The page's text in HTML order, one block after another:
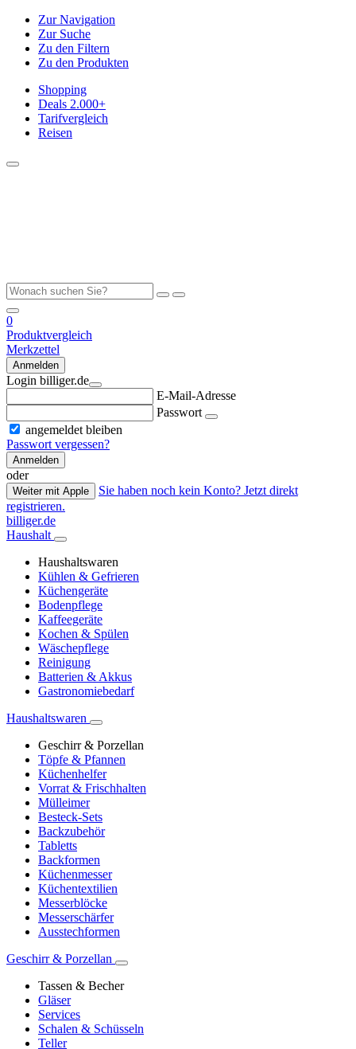
Zur Navigation
Zur Suche
Zu den Filtern
Zu den Produkten
Shopping
Deals 2.000+
Tarifvergleich
Reisen
0
Produktvergleich
Merkzettel
Anmelden
Login billiger.de
E-Mail-Adresse
Passwort
angemeldet bleiben
Passwort vergessen?
Anmelden
oder
Weiter mit Apple
Sie haben noch kein Konto? Jetzt direkt
registrieren.
billiger.de
Haushalt
Haushaltswaren
Kühlen & Gefrieren
Küchengeräte
Bodenpflege
Kaffeegeräte
Kochen & Spülen
Wäschepflege
Reinigung
Batterien & Akkus
Gastronomiebedarf
Haushaltswaren
Geschirr & Porzellan
Töpfe & Pfannen
Küchenhelfer
Vorrat & Frischhalten
Mülleimer
Besteck-Sets
Backzubehör
Tabletts
Backformen
Küchenmesser
Küchentextilien
Messerblöcke
Messerschärfer
Ausstechformen
Geschirr & Porzellan
Tassen & Becher
Gläser
Services
Schalen & Schüsseln
Teller